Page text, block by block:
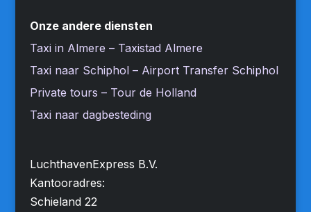
Onze andere diensten
Taxi in Almere – Taxistad Almere
Taxi naar Schiphol – Airport Transfer Schiphol
Private tours – Tour de Holland
Taxi naar dagbesteding
LuchthavenExpress B.V.
Kantooradres:
Schieland 22